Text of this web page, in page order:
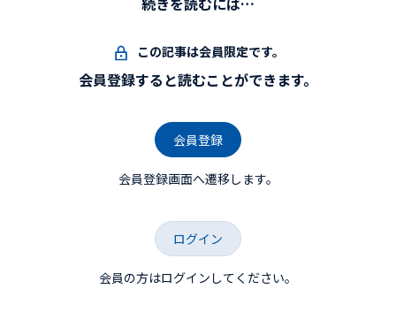
この記事は会員限定です。
会員登録すると読むことができます。
会員登録
会員登録画面へ遷移します。
ログイン
会員の方はログインしてください。